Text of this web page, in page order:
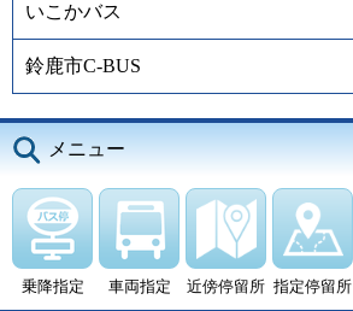
いこかバス
鈴鹿市C-BUS
メニュー
乗降指定 車両指定 近傍停留所 指定停留所